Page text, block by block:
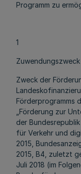
Programm zu
1
Zuwendungszweck
Zweck der
Förderprogramms
„Förderung zur
der
für Verkehr und
2015,
2015, B4, zuletzt
Juli 2018 (im